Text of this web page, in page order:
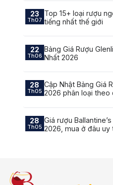
23
Th07
Top 15+ loại rượu
tiếng nhất thế giới
22
Th06
Bảng Giá Rượu
Nhất 2026
28
Th05
Cập Nhật Bảng Giá
2026 phân loại theo
28
Th05
Giá rượu
2026, mua ở đâu uy